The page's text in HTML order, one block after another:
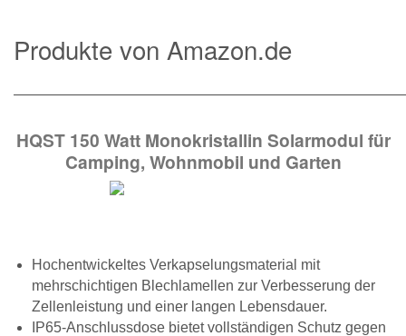
Produkte von Amazon.de
HQST 150 Watt Monokristallin Solarmodul für
Camping, Wohnmobil und Garten
Hochentwickeltes Verkapselungsmaterial mit
mehrschichtigen Blechlamellen zur Verbesserung der
Zellenleistung und einer langen Lebensdauer.
IP65-Anschlussdose bietet vollständigen Schutz gegen